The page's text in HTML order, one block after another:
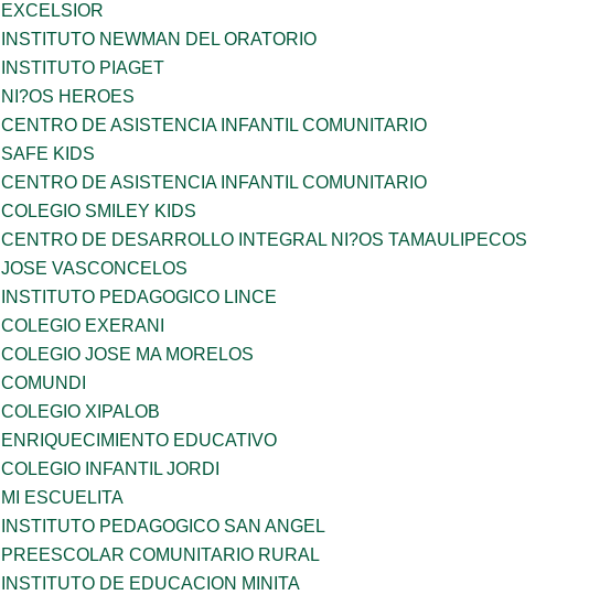
EXCELSIOR
INSTITUTO NEWMAN DEL ORATORIO
INSTITUTO PIAGET
NI?OS HEROES
CENTRO DE ASISTENCIA INFANTIL COMUNITARIO
SAFE KIDS
CENTRO DE ASISTENCIA INFANTIL COMUNITARIO
COLEGIO SMILEY KIDS
CENTRO DE DESARROLLO INTEGRAL NI?OS TAMAULIPECOS
JOSE VASCONCELOS
INSTITUTO PEDAGOGICO LINCE
COLEGIO EXERANI
COLEGIO JOSE MA MORELOS
COMUNDI
COLEGIO XIPALOB
ENRIQUECIMIENTO EDUCATIVO
COLEGIO INFANTIL JORDI
MI ESCUELITA
INSTITUTO PEDAGOGICO SAN ANGEL
PREESCOLAR COMUNITARIO RURAL
INSTITUTO DE EDUCACION MINITA